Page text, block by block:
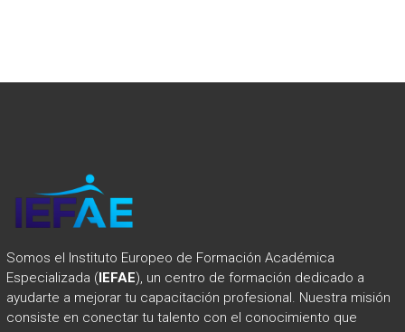
Somos el Instituto Europeo de Formación Académica
Especializada (IEFAE), un centro de formación dedicado a
ayudarte a mejorar tu capacitación profesional. Nuestra misión
consiste en conectar tu talento con el conocimiento que